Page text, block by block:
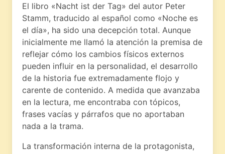
El libro «Nacht ist der Tag» del autor Peter
Stamm, traducido al español como «Noche es
el día», ha sido una decepción total. Aunque
inicialmente me llamó la atención la premisa de
reflejar cómo los cambios físicos externos
pueden influir en la personalidad, el desarrollo
de la historia fue extremadamente flojo y
carente de contenido. A medida que avanzaba
en la lectura, me encontraba con tópicos,
frases vacías y párrafos que no aportaban
nada a la trama.
La transformación interna de la protagonista,